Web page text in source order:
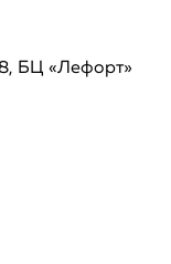
БЦ «Лефорт»